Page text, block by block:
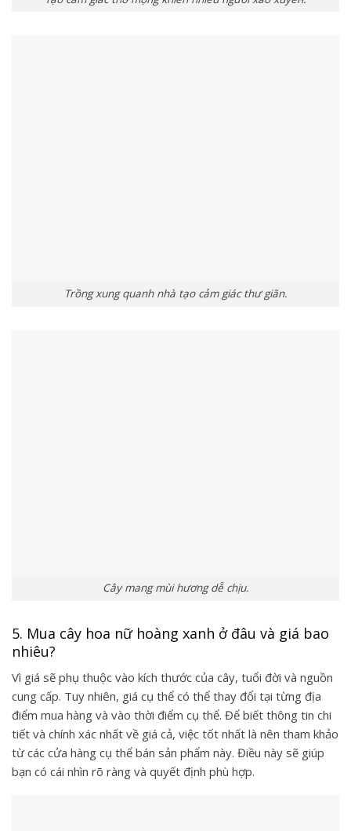
Trồng xung quanh nhà tạo cảm giác thư giãn.
Cây mang mùi hương dễ chịu.
5. Mua cây hoa nữ hoàng xanh ở đâu và giá bao
nhiêu?
Vì giá sẽ phụ thuộc vào kích thước của cây, tuổi đời và nguồn
cung cấp. Tuy nhiên, giá cụ thể có thể thay đổi tại từng địa
điểm mua hàng và vào thời điểm cụ thể. Để biết thông tin chi
tiết và chính xác nhất về giá cả, việc tốt nhất là nên tham khảo
từ các cửa hàng cụ thể bán sản phẩm này. Điều này sẽ giúp
bạn có cái nhìn rõ ràng và quyết định phù hợp.